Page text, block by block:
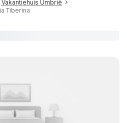
Vakantiehuis Umbrië
Tiberina